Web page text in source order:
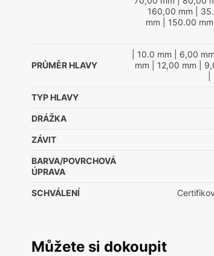
160,00 mm |
mm | 150.00 mm
PRŮMĚR HLAVY
| 10.0 mm | 6,00 mm
mm | 12,00 mm |
TYP HLAVY
DRÁŽKA
ZÁVIT
BARVA/POVRCHOVÁ
ÚPRAVA
SCHVÁLENÍ
Můžete si dokoupit